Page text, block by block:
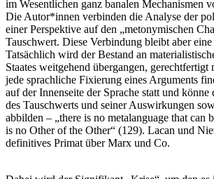
im Wesentlichen ganz banalen Mechanismen
Die Autor*innen verbinden die Analyse der
einer Perspektive auf den „metonymischen
Tauschwert. Diese Verbindung bleibt aber
Tatsächlich wird der Bestand an
Staates weitgehend übergangen, gerechtfertigt
jede sprachliche Fixierung eines Arguments
auf der Innenseite der Sprache statt und könne
des Tauschwerts und seiner Auswirkungen
abbilden – „there is no metalanguage that
is no Other of the Other“ (129). Lacan und
definitives Primat über Marx und Co.